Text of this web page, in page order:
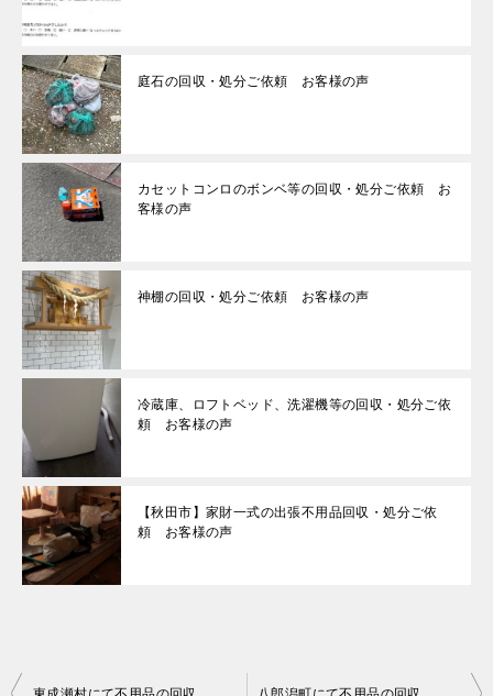
庭石の回収・処分ご依頼 お客様の声
カセットコンロのボンベ等の回収・処分ご依頼 お
客様の声
神棚の回収・処分ご依頼 お客様の声
冷蔵庫、ロフトベッド、洗濯機等の回収・処分ご依
頼 お客様の声
【秋田市】家財一式の出張不用品回収・処分ご依
頼 お客様の声
投